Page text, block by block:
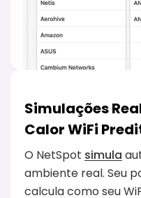
Simulações
Calor WiFi
O NetSpot simula
ambiente real. Seu
calcula como seu